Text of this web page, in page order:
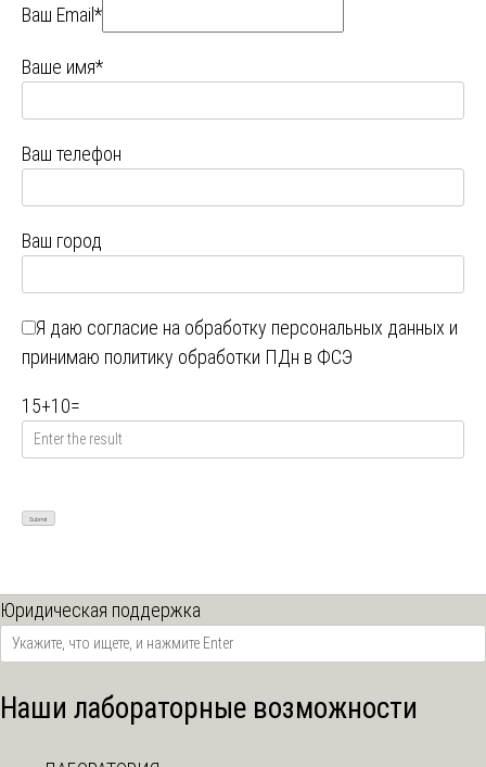
Ваш Email*
Ваше имя*
Ваш телефон
Ваш город
Я даю согласие на обработку персональных данных и
принимаю политику обработки ПДн в ФСЭ
15+10=
Юридическая поддержка
Наши лабораторные возможности